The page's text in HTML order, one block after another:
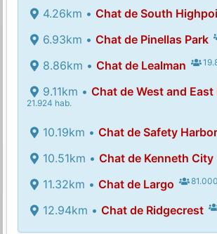
4.26km • Chat de South
6.93km • Chat de Pinellas Park
8.86km • Chat de Lealman
9.11km • Chat de West and East
21.924 hab.
10.19km • Chat de Safety Harbor
10.51km • Chat de Kenneth City
11.32km • Chat de Largo
12.94km • Chat de Ridgecrest